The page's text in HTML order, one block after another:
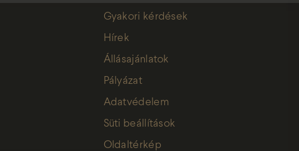
Gyakori kérdések
Hírek
Állásajánlatok
Pályázat
Adatvédelem
Süti beállítások
Oldaltérkép